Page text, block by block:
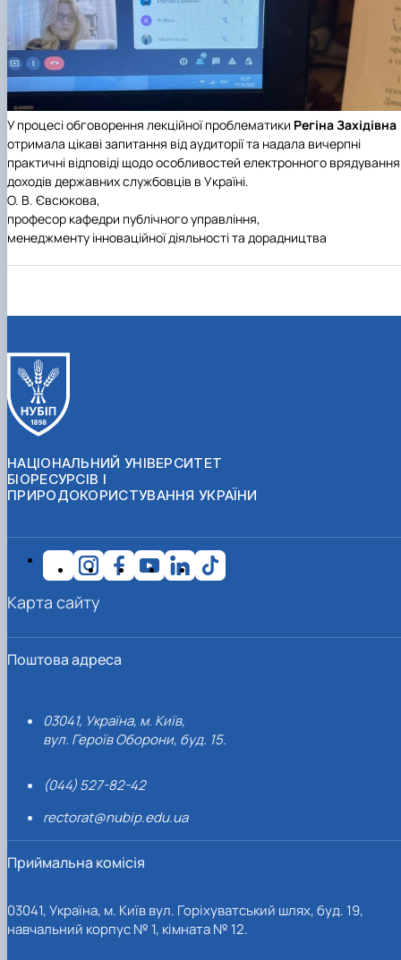
У процесі обговорення лекційної проблематики Регіна Західівна
отримала цікаві запитання від аудиторії та надала вичерпні
практичні відповіді щодо особливостей електронного врядування
доходів державних службовців в Україні.
О. В. Євсюкова,
професор кафедри публічного управління,
менеджменту інноваційної діяльності та дорадництва
НАЦІОНАЛЬНИЙ УНІВЕРСИТЕТ
БІОРЕСУРСІВ І
ПРИРОДОКОРИСТУВАННЯ УКРАЇНИ
Поштова адреса
03041, Україна, м. Київ,
вул. Героїв Оборони, буд. 15.
(044) 527-82-42
rectorat@nubip.edu.ua
Приймальна комісія
03041, Україна, м. Київ вул. Горіхуватський шлях, буд. 19,
навчальний корпус № 1, кімната № 12.
Карта сайту